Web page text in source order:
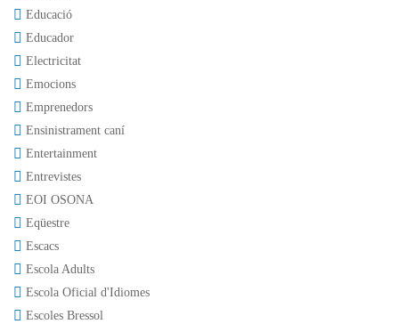
Educació
Educador
Electricitat
Emocions
Emprenedors
Ensinistrament caní
Entertainment
Entrevistes
EOI OSONA
Eqüestre
Escacs
Escola Adults
Escola Oficial d'Idiomes
Escoles Bressol